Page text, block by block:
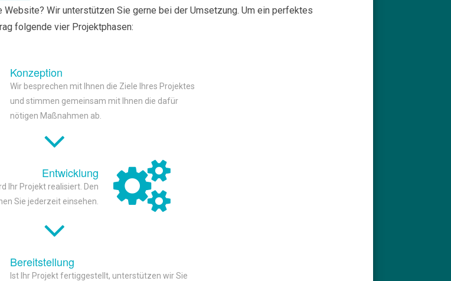
Wir unterstützen Sie gerne bei der Umsetzung. Um ein perfektes
folgende vier Projektphasen:
Konzeption
Wir besprechen mit Ihnen die Ziele Ihres Projektes
und stimmen gemeinsam mit Ihnen die dafür
nötigen Maßnahmen ab.
Entwicklung
Ihr Projekt realisiert. Den
Sie jederzeit einsehen.
Bereitstellung
Ist Ihr Projekt fertiggestellt, unterstützen wir Sie